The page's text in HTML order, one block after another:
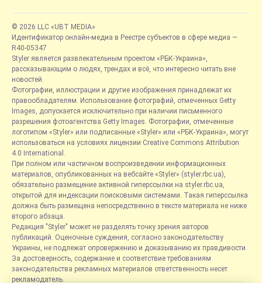
© 2026 LLC «UBT MEDIA»
Идентификатор онлайн-медиа в Реестре субъектов в сфере медиа —
R40-05347
Styler является развлекательным проектом «РБК-Украина»,
рассказывающим о людях, трендах и всё, что интересно читать вне
новостей.
Фотографии, иллюстрации и другие изображения принадлежат их
правообладателям. Использование фотографий, отмеченных Getty
Images, допускается исключительно при наличии письменного
разрешения фотоагентства Getty Images. Фотографии, отмеченные
логотипом «Styler» или подписанные «Styler» или «РБК-Украина», могут
использоваться на условиях лицензии Creative Commons Attribution
4.0 International.
При полном или частичном воспроизведении информационных
материалов, опубликованных на вебсайте «Styler» (styler.rbc.ua),
обязательно размещение активной гиперссылки на styler.rbc.ua,
открытой для индексации поисковыми системами. Такая гиперссылка
должна быть размещена непосредственно в тексте материала не ниже
второго абзаца.
Редакция "Styler" может не разделять точку зрения авторов
публикаций. Оценочные суждения, согласно законодательству
Украины, не подлежат опровержению и доказыванию их правдивости.
За достоверность, содержание и соответствие требованиям
законодательства рекламных материалов ответственность несет
рекламодатель.